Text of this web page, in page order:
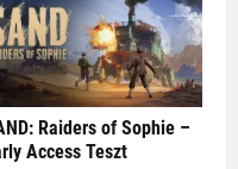
Raiders of Sophie –
Access Teszt